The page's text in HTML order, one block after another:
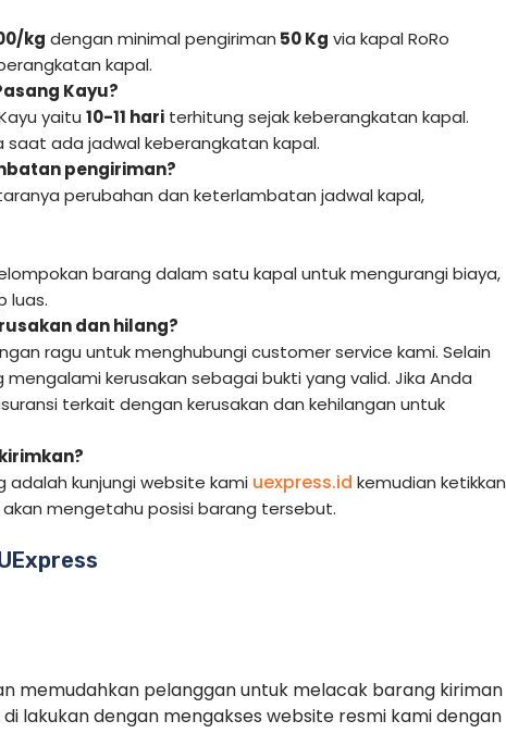
kg dengan minimal pengiriman 50 Kg via kapal RoRo
kapal.
Kayu?
yaitu 10-11 hari terhitung sejak keberangkatan kapal.
ada jadwal keberangkatan kapal.
pengiriman?
perubahan dan keterlambatan jadwal kapal,
barang dalam satu kapal untuk mengurangi biaya,
luas.
dan hilang?
ragu untuk menghubungi customer service kami. Selain
kerusakan sebagai bukti yang valid. Jika Anda
terkait dengan kerusakan dan kehilangan untuk
adalah kunjungi website kami uexpress.id kemudian ketikkan
mengetahu posisi barang tersebut.
memudahkan pelanggan untuk melacak barang kiriman
lakukan dengan mengakses website resmi kami dengan